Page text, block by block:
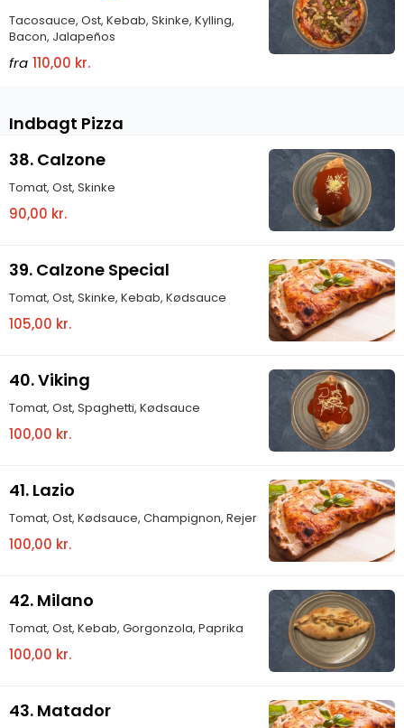
Tacosauce, Ost, Kebab, Skinke, Kylling,
Bacon, Jalapeños
fra 110,00 kr.
Indbagt Pizza
38. Calzone
Tomat, Ost, Skinke
90,00 kr.
39. Calzone Special
Tomat, Ost, Skinke, Kebab, Kødsauce
105,00 kr.
40. Viking
Tomat, Ost, Spaghetti, Kødsauce
100,00 kr.
41. Lazio
Tomat, Ost, Kødsauce, Champignon, Rejer
100,00 kr.
42. Milano
Tomat, Ost, Kebab, Gorgonzola, Paprika
100,00 kr.
43. Matador